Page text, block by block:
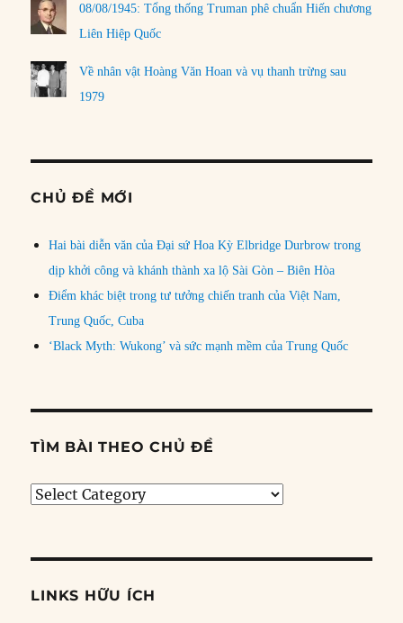
08/08/1945: Tổng thống Truman phê chuẩn Hiến chương
Liên Hiệp Quốc
Về nhân vật Hoàng Văn Hoan và vụ thanh trừng sau
1979
CHỦ ĐỀ MỚI
Hai bài diễn văn của Đại sứ Hoa Kỳ Elbridge Durbrow trong
dịp khởi công và khánh thành xa lộ Sài Gòn – Biên Hòa
Điểm khác biệt trong tư tưởng chiến tranh của Việt Nam,
Trung Quốc, Cuba
‘Black Myth: Wukong’ và sức mạnh mềm của Trung Quốc
TÌM BÀI THEO CHỦ ĐỀ
Tìm
đề
LINKS HỮU ÍCH